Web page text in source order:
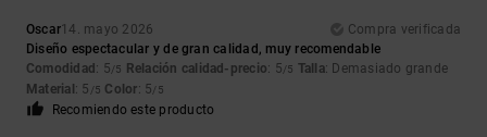
Oscar14. mayo 2026
Compra verificada
Diseño espectacular y de gran calidad, muy recomendable
Comodidad : 5/5 Relación calidad-precio: 5/5 Talla: Demasiado grande
Material : 5 /5 Color: 5/5
Recomiendo este producto